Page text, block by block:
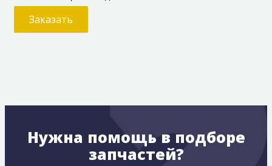
Заказать
Нужна помощь в подборе
запчастей?